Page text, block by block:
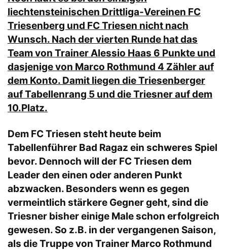
liechtensteinischen Drittliga-Vereinen FC
Triesenberg und FC Triesen nicht nach
Wunsch. Nach der vierten Runde hat das
Team von Trainer Alessio Haas 6 Punkte und
dasjenige von Marco Rothmund 4 Zähler auf
dem Konto. Damit liegen die Triesenberger
auf Tabellenrang 5 und die Triesner auf dem
10.Platz.
Dem FC Triesen steht heute beim
Tabellenführer Bad Ragaz ein schweres Spiel
bevor. Dennoch will der FC Triesen dem
Leader den einen oder anderen Punkt
abzwacken. Besonders wenn es gegen
vermeintlich stärkere Gegner geht, sind die
Triesner bisher einige Male schon erfolgreich
gewesen. So z.B. in der vergangenen Saison,
als die Truppe von Trainer Marco Rothmund